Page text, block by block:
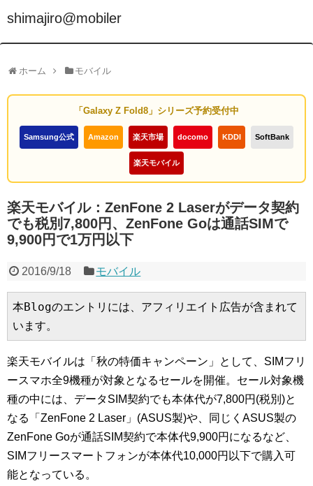
shimajiro@mobiler
ホーム モバイル
「Galaxy Z Fold8」シリーズ予約受付中
Samsung公式 Amazon 楽天市場 docomo KDDI SoftBank
楽天モバイル
楽天モバイル：ZenFone 2 Laserがデータ契約
でも税別7,800円、ZenFone Goは通話SIMで
9,900円で1万円以下
2016/9/18 モバイル
本Blogのエントリには、アフィリエイト広告が含まれて
います。
楽天モバイルは「秋の特価キャンペーン」として、SIMフリ
ースマホ全9機種が対象となるセールを開催。セール対象機
種の中には、データSIM契約でも本体代が7,800円(税別)と
なる「ZenFone 2 Laser」(ASUS製)や、同じくASUS製の
ZenFone Goが通話SIM契約で本体代9,900円になるなど、
SIMフリースマートフォンが本体代10,000円以下で購入可
能となっている。